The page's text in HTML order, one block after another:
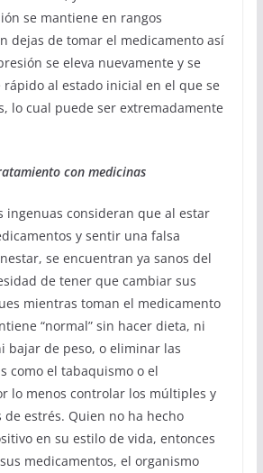
se mantiene en rangos
dejas de tomar el medicamento así
se eleva nuevamente y se
rápido al estado inicial en el que se
lo cual puede ser extremadamente
con medicinas
ingenuas consideran que al estar
y sentir una falsa
se encuentran ya sanos del
de tener que cambiar sus
mientras toman el medicamento
“normal” sin hacer dieta, ni
bajar de peso, o eliminar las
como el tabaquismo o el
lo menos controlar los múltiples y
de estrés. Quien no ha hecho
en su estilo de vida, entonces
medicamentos, el organismo